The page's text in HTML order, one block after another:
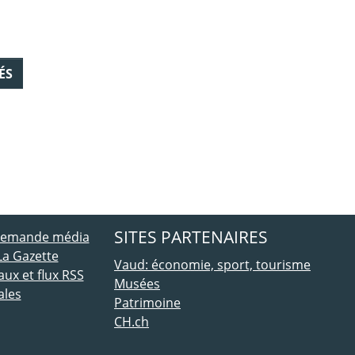
média
Gazette
et flux RSS
SITES PARTENAIRES
Vaud: économie, sport, tourisme
Musées
Patrimoine
CH.ch